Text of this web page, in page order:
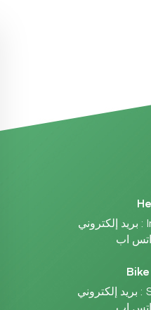
بريد إلكتروني :
بريد إلكتروني :